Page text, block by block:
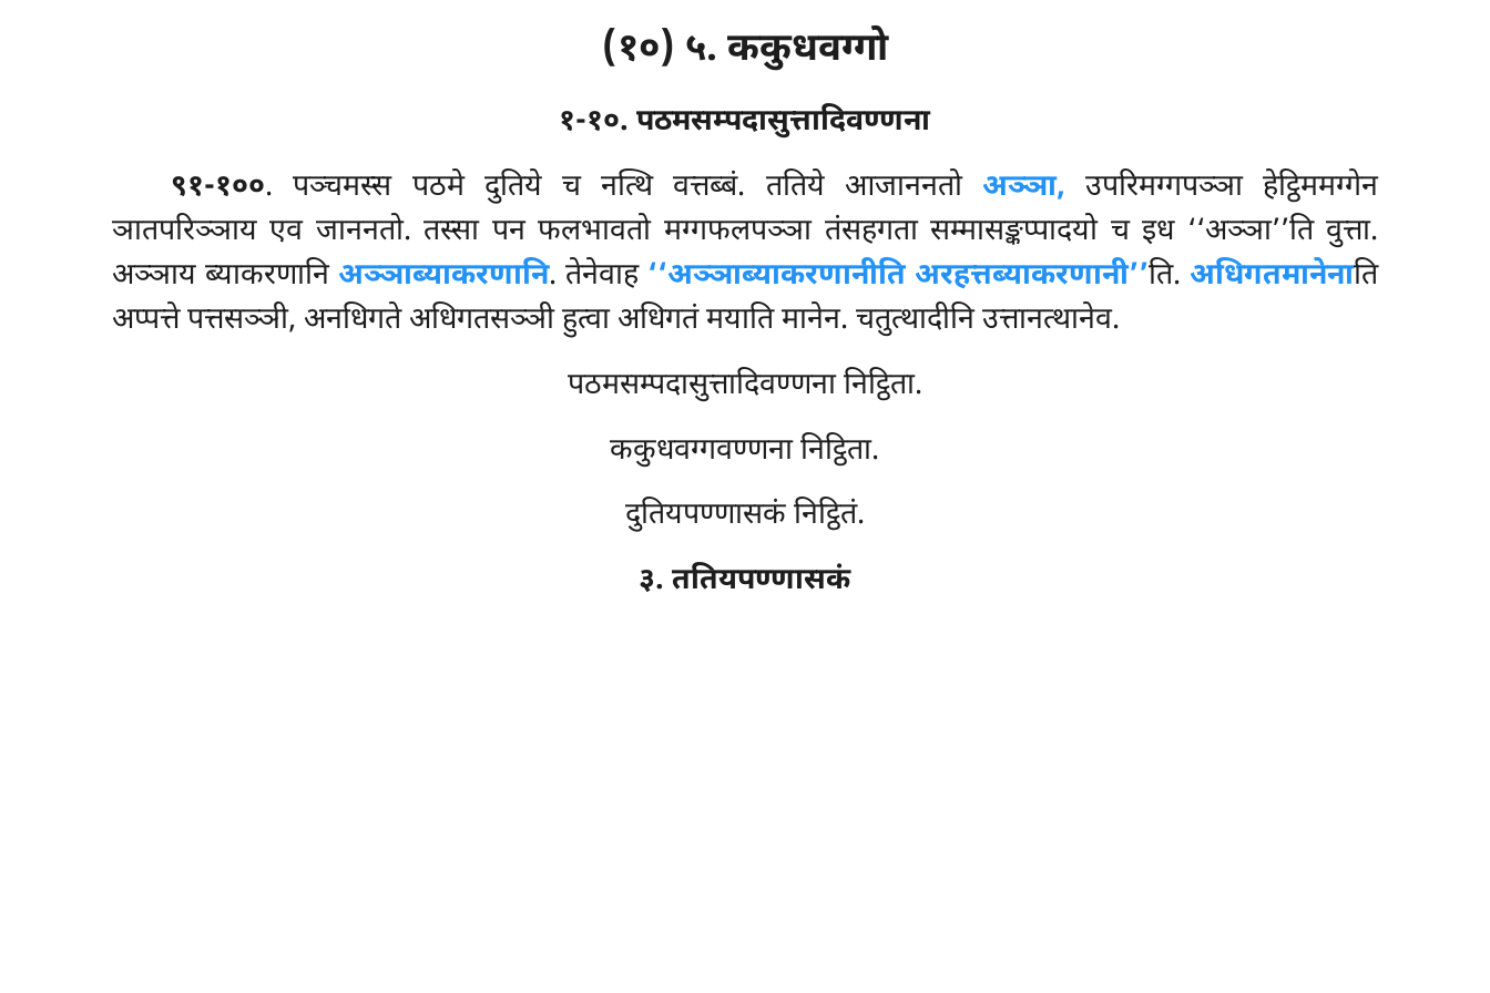
(१०) ५. ककुधवग्गो
१-१०. पठमसम्पदासुत्तादिवण्णना
९१-१००. पञ्चमस्स पठमे दुतिये च नत्थि वत्तब्बं. ततिये आजाननतो अञ्ञा, उपरिमग्गपञ्ञा हेट्ठिममग्गेन
ञातपरिञ्ञाय एव जाननतो. तस्सा पन फलभावतो मग्गफलपञ्ञा तंसहगता सम्मासङ्कप्पादयो च इध ‘‘अञ्ञा’’ति वुत्ता.
अञ्ञाय ब्याकरणानि अञ्ञाब्याकरणानि. तेनेवाह ‘‘अञ्ञाब्याकरणानीति अरहत्तब्याकरणानी’’ति. अधिगतमानेनाति
अप्पत्ते पत्तसञ्ञी, अनधिगते अधिगतसञ्ञी हुत्वा अधिगतं मयाति मानेन. चतुत्थादीनि उत्तानत्थानेव.
पठमसम्पदासुत्तादिवण्णना निट्ठिता.
ककुधवग्गवण्णना निट्ठिता.
दुतियपण्णासकं निट्ठितं.
३. ततियपण्णासकं